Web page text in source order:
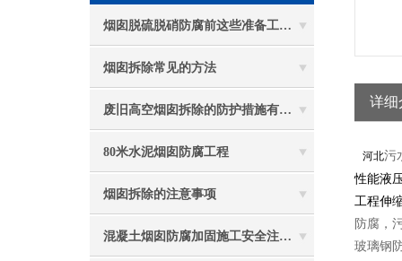
烟囱脱硫脱硝防腐前这些准备工作要做到位
烟囱拆除常见的方法
废旧高空烟囱拆除的防护措施有哪些？
80米水泥烟囱防腐工程
烟囱拆除的注意事项
混凝土烟囱防腐加固施工安全注意事项
详细
河北污
性能液
工程伸
防腐，
玻璃钢